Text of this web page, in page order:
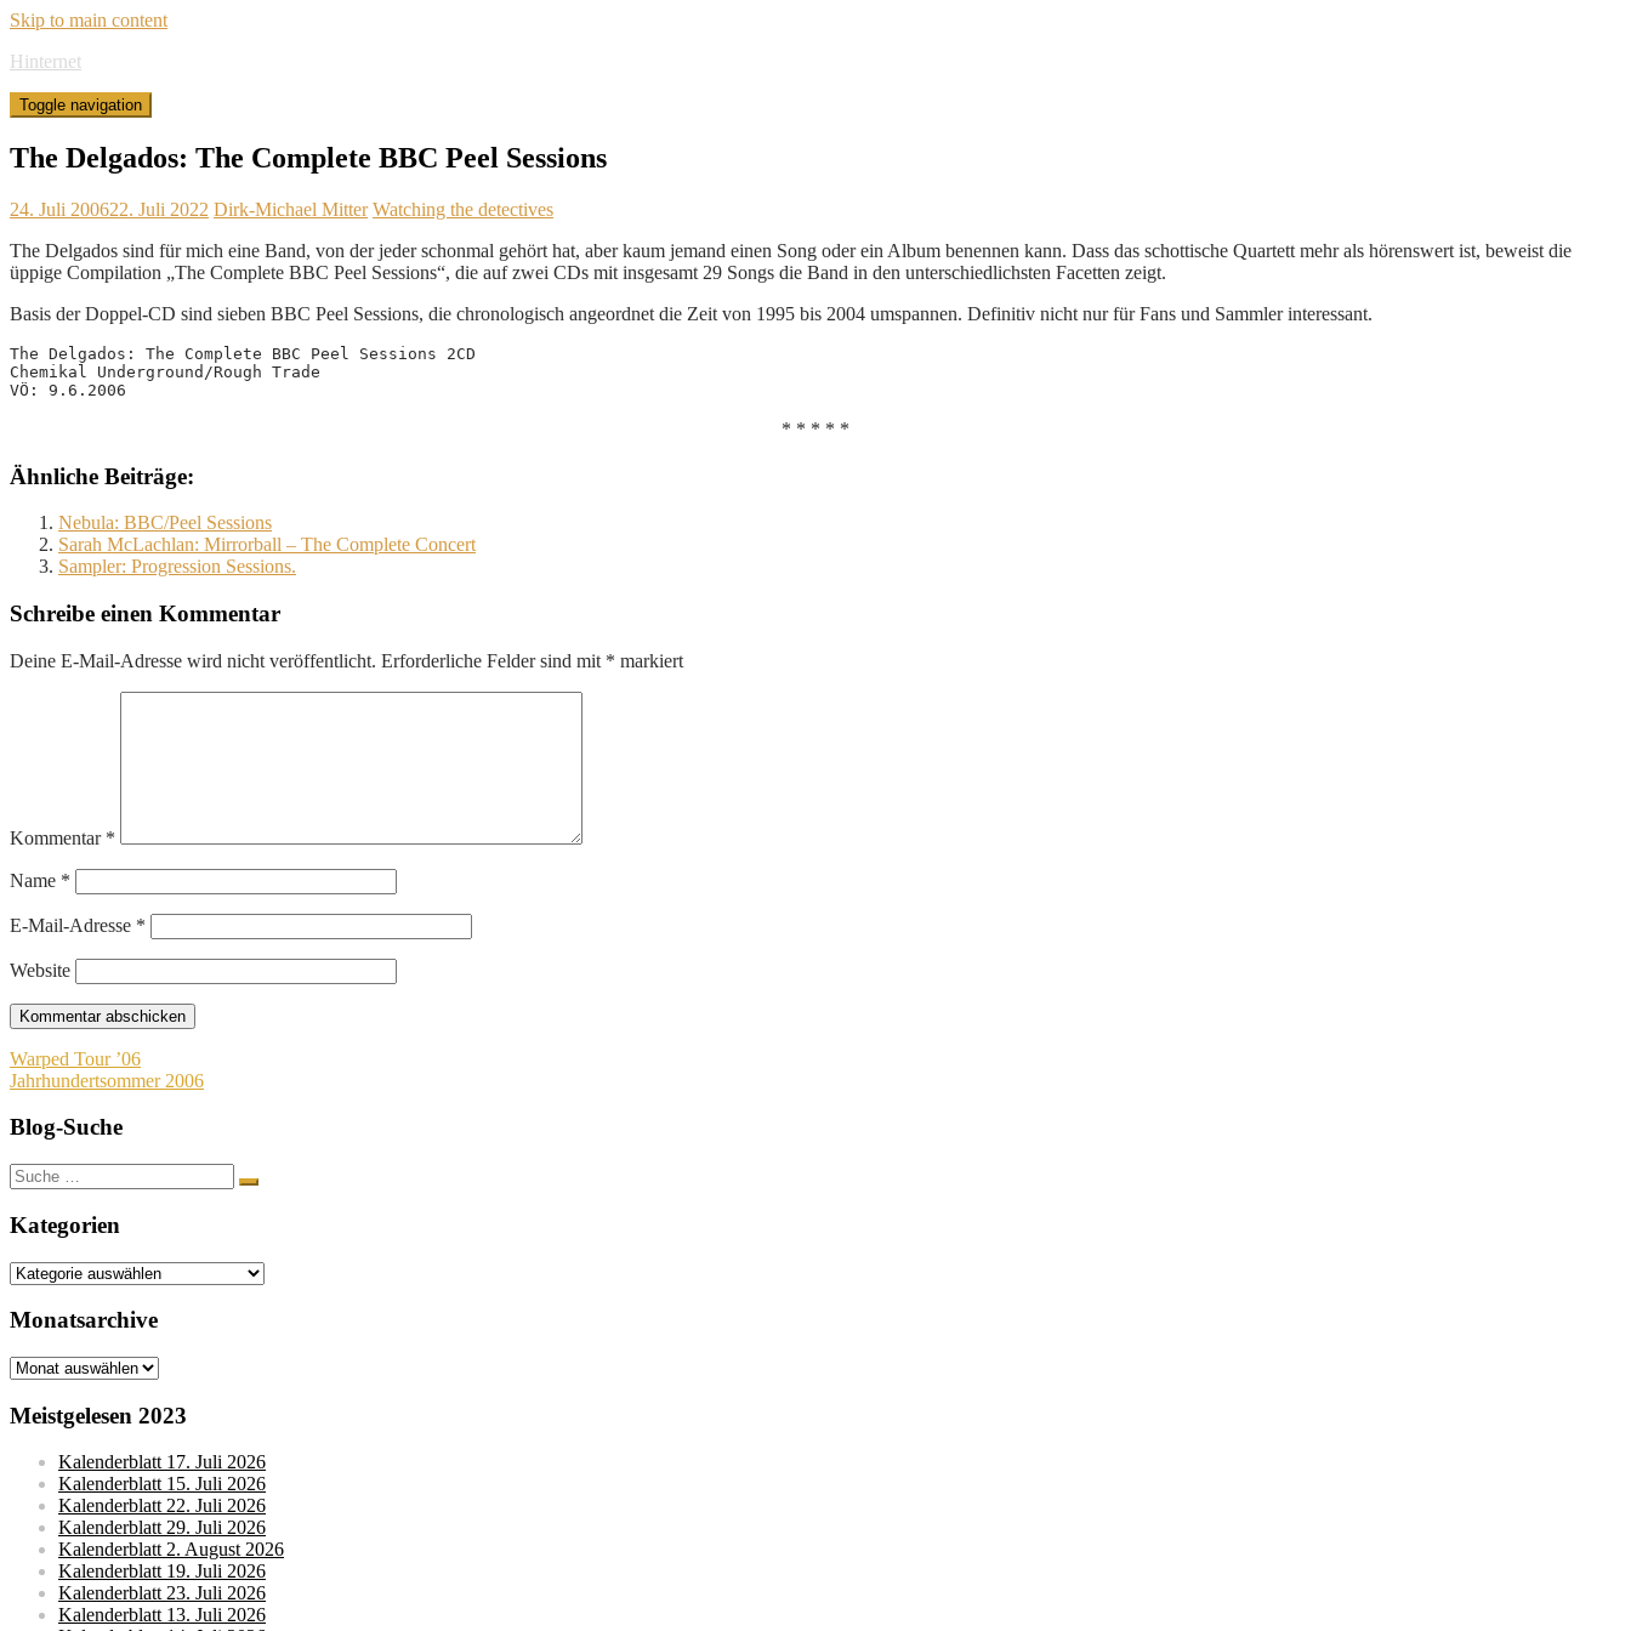
Skip to main content
Hinternet
Toggle navigation
The Delgados: The Complete BBC Peel Sessions
24. Juli 200622. Juli 2022 Dirk-Michael Mitter Watching the detectives
The Delgados sind für mich eine Band, von der jeder schonmal gehört hat, aber kaum jemand einen Song oder ein Album benennen kann. Dass das schottische Quartett mehr als hörenswert ist, beweist die
üppige Compilation „The Complete BBC Peel Sessions“, die auf zwei CDs mit insgesamt 29 Songs die Band in den unterschiedlichsten Facetten zeigt.
Basis der Doppel-CD sind sieben BBC Peel Sessions, die chronologisch angeordnet die Zeit von 1995 bis 2004 umspannen. Definitiv nicht nur für Fans und Sammler interessant.
The Delgados: The Complete BBC Peel Sessions 2CD
Chemikal Underground/Rough Trade
VÖ: 9.6.2006
* * * * *
Ähnliche Beiträge:
Nebula: BBC/Peel Sessions
Sarah McLachlan: Mirrorball – The Complete Concert
Sampler: Progression Sessions.
Schreibe einen Kommentar
Deine E-Mail-Adresse wird nicht veröffentlicht. Erforderliche Felder sind mit * markiert
Kommentar *
Name *
E-Mail-Adresse *
Website
Beitragsnavigation
Warped Tour ’06
Jahrhundertsommer 2006
Blog-Suche
Suche
nach:
Kategorien
Kategorien
Monatsarchive
Monatsarchive
Meistgelesen 2023
Kalenderblatt 17. Juli 2026
Kalenderblatt 15. Juli 2026
Kalenderblatt 22. Juli 2026
Kalenderblatt 29. Juli 2026
Kalenderblatt 2. August 2026
Kalenderblatt 19. Juli 2026
Kalenderblatt 23. Juli 2026
Kalenderblatt 13. Juli 2026